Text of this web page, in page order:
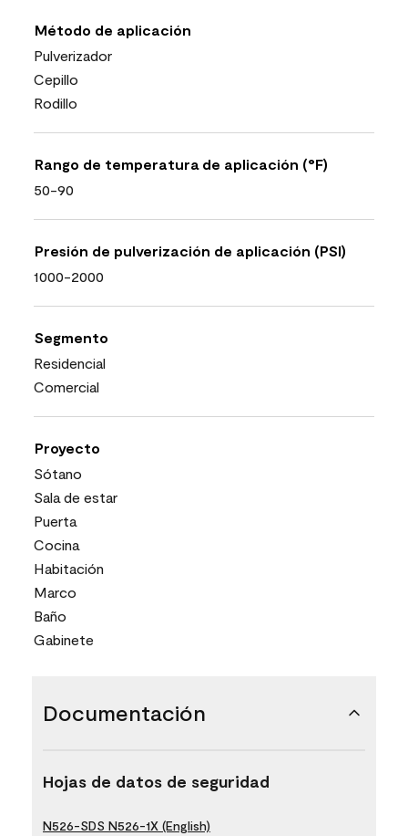
Método de aplicación
Pulverizador
Cepillo
Rodillo
Rango de temperatura de aplicación (°F)
50-90
Presión de pulverización de aplicación (PSI)
1000-2000
Segmento
Residencial
Comercial
Proyecto
Sótano
Sala de estar
Puerta
Cocina
Habitación
Marco
Baño
Gabinete
Documentación
Hojas de datos de seguridad
N526-SDS N526-1X (English)